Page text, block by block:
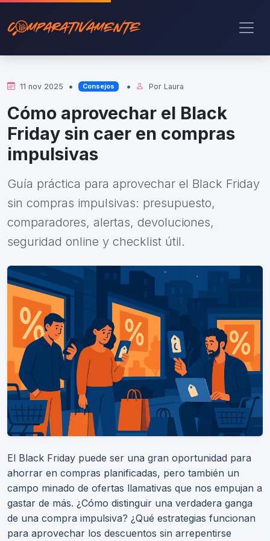
11 nov 2025 • Consejos • PorLaura
Cómo aprovechar el Black
Friday sin caer en compras
impulsivas
Guía práctica para aprovechar el Black Friday
sin compras impulsivas: presupuesto,
comparadores, alertas, devoluciones,
seguridad online y checklist útil.
El Black Friday puede ser una gran oportunidad para
ahorrar en compras planificadas, pero también un
campo minado de ofertas llamativas que nos empujan a
gastar de más. ¿Cómo distinguir una verdadera ganga
de una compra impulsiva? ¿Qué estrategias funcionan
para aprovechar los descuentos sin arrepentirse